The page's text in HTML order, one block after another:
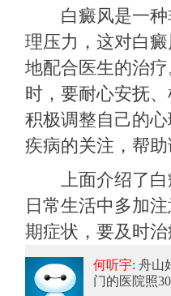
白癜风是一种
理压力，这对白
地配合医生的治
时，要耐心安抚
积极调整自己的
疾病的关注，帮助
上面介绍了白
日常生活中多加
期症状，要及时
何听宇: 舟山
门的医院照